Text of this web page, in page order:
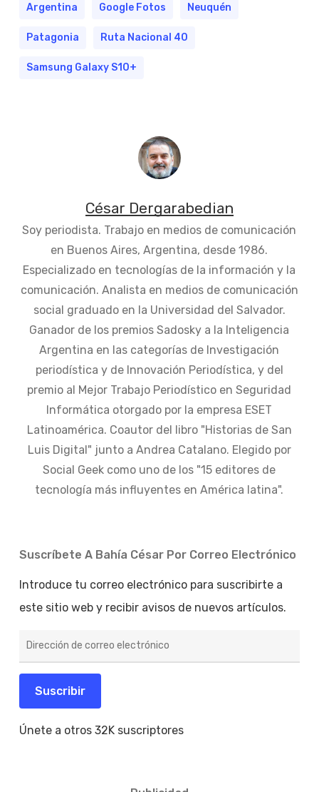
Argentina Google Fotos Neuquén
Patagonia Ruta Nacional 40
Samsung Galaxy S10+
César Dergarabedian
Soy periodista. Trabajo en medios de comunicación
en Buenos Aires, Argentina, desde 1986.
Especializado en tecnologías de la información y la
comunicación. Analista en medios de comunicación
social graduado en la Universidad del Salvador.
Ganador de los premios Sadosky a la Inteligencia
Argentina en las categorías de Investigación
periodística y de Innovación Periodística, y del
premio al Mejor Trabajo Periodístico en Seguridad
Informática otorgado por la empresa ESET
Latinoamérica. Coautor del libro "Historias de San
Luis Digital" junto a Andrea Catalano. Elegido por
Social Geek como uno de los "15 editores de
tecnología más influyentes en América latina".
Suscríbete A Bahía César Por Correo Electrónico
Introduce tu correo electrónico para suscribirte a
este sitio web y recibir avisos de nuevos artículos.
de
electrónico
Suscribir
Únete a otros 32K suscriptores